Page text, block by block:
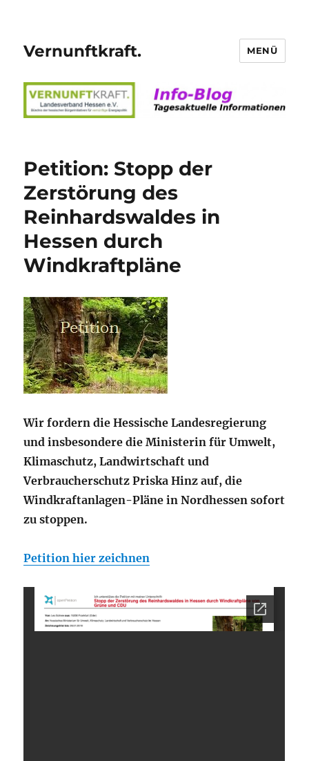
Vernunftkraft. MENÜ
Petition: Stopp der
Zerstörung des
Reinhardswaldes in
Hessen durch
Windkraftpläne
Wir fordern die Hessische Landesregierung
und insbesondere die Ministerin für Umwelt,
Klimaschutz, Landwirtschaft und
Verbraucherschutz Priska Hinz auf, die
Windkraftanlagen-Pläne in Nordhessen sofort
zu stoppen.
Petition hier zeichnen